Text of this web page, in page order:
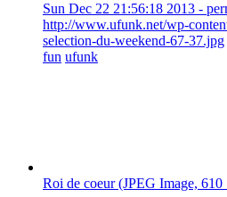
Sun Dec 22 21:56:18 2013 -
http://www.ufunk.net/wp-
selection-du-weekend-67-37.jpg
fun ufunk
Roi de coeur (JPEG Image,